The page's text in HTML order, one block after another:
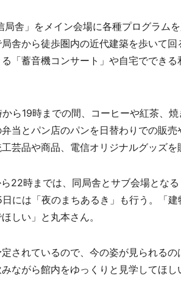
舎」をメイン会場に各種プログラム
舎から徒歩圏内の近代建築を歩いて回
「蓄音機コンサート」や自宅ででき
ら19時までの間、コーヒーや紅茶、
当とパン店のパンを日替わりでの販
芸品や商品、電信オリジナルグッズを
22時までは、同局舎とサブ会場とな
には「夜のまちあるき」も行う。「
しい」と丸本さん。
されているので、今の姿が見られるの
ながら館内をゆっくりと見学してほし